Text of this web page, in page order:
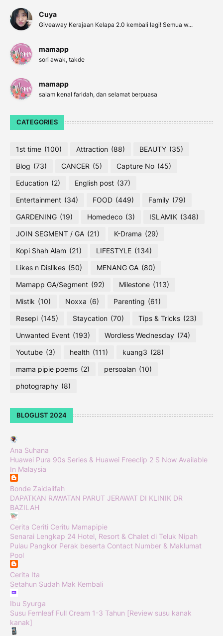
Cuya
Giveaway Kerajaan Kelapa 2.0 kembali lagi! Semua w...
mamapp
sori awak, takde
mamapp
salam kenal faridah, dan selamat berpuasa
CATEGORIES
1st time (100) Attraction (88) BEAUTY (35)
Blog (73) CANCER (5) Capture No (45)
Education (2) English post (37)
Entertainment (34) FOOD (449) Family (79)
GARDENING (19) Homedeco (3) ISLAMIK (348)
JOIN SEGMENT / GA (21) K-Drama (29)
Kopi Shah Alam (21) LIFESTYLE (134)
Likes n Dislikes (50) MENANG GA (80)
Mamapp GA/Segment (92) Milestone (113)
Mistik (10) Noxxa (6) Parenting (61)
Resepi (145) Staycation (70) Tips & Tricks (23)
Unwanted Event (193) Wordless Wednesday (74)
Youtube (3) health (111) kuang3 (28)
mama pipie poems (2) persoalan (10)
photography (8)
BLOGLIST 2024
Ana Suhana
Huawei Pura 90s Series & Huawei Freeclip 2 S Now Available
In Malaysia
Bonde Zaidalifah
DAPATKAN RAWATAN PARUT JERAWAT DI KLINIK DR
BAZILAH
Cerita Ceriti Ceritu Mamapipie
Senarai Lengkap 24 Hotel, Resort & Chalet di Teluk Nipah
Pulau Pangkor Perak beserta Contact Number & Maklumat
Pool
Cerita Ita
Setahun Sudah Mak Kembali
Ibu Syurga
Susu Fernleaf Full Cream 1-3 Tahun [Review susu kanak
kanak]